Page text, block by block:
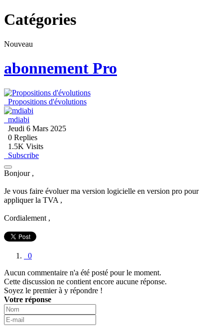
Catégories
Nouveau
abonnement Pro
Propositions d'évolutions
mdiabi
Jeudi 6 Mars 2025
0 Replies
1.5K Visits
Subscribe
Bonjour ,
Je vous faire évoluer ma version logicielle en version pro pour
appliquer la TVA ,
Cordialement ,
0
Aucun commentaire n'a été posté pour le moment.
Cette discussion ne contient encore aucune réponse.
Soyez le premier à y répondre !
Votre réponse